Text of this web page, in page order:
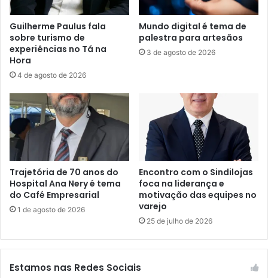
Guilherme Paulus fala
sobre turismo de
experiências no Tá na
Hora
4 de agosto de 2026
Mundo digital é tema de
palestra para artesãos
3 de agosto de 2026
Trajetória de 70 anos do
Hospital Ana Nery é tema
do Café Empresarial
1 de agosto de 2026
Encontro com o Sindilojas
foca na liderança e
motivação das equipes no
varejo
25 de julho de 2026
Estamos nas Redes Sociais